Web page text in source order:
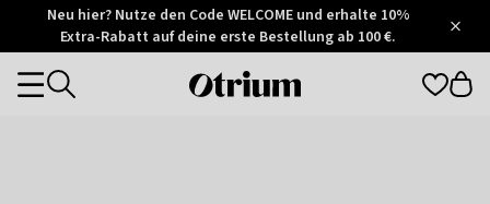
Otrium
Trustpilot
Neu hier? Nutze den Code WELCOME und erhalte 10%
Extra-Rabatt auf deine erste Bestellung ab 100 €.
Otrium
Categories